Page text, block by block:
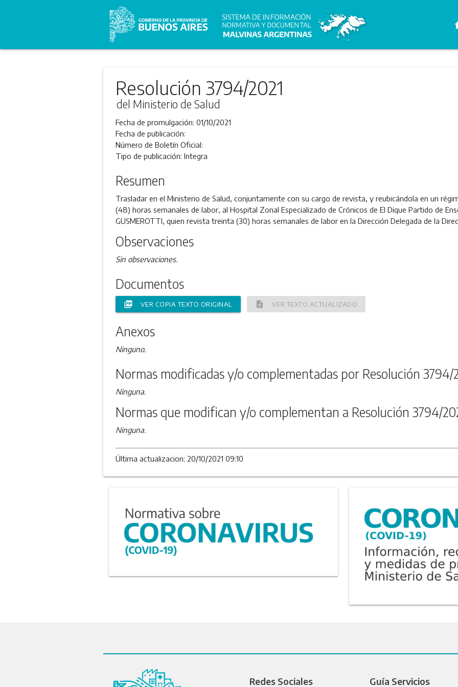
Resolución 3794/2021
del Ministerio de Salud
Fecha de promulgación: 01/10/2021
Fecha de publicación:
Número de Boletín Oficial:
Tipo de publicación: Integra
Resumen
Trasladar en el Ministerio de Salud, conjuntamente con su cargo de revista, y reubicándola en un
(48) horas semanales de labor, al Hospital Zonal Especializado de Crónicos de El Dique Partido de
GUSMEROTTI, quien revista treinta (30) horas semanales de labor en la Dirección Delegada de la
Observaciones
Sin observaciones.
Documentos
picture_as_pdf VER COPIA TEXTO ORIGINAL description VER TEXTO ACTUALIZADO
Anexos
Ninguno.
Normas modificadas y/o complementadas por Resolución 3794/
Ninguna.
Normas que modifican y/o complementan a Resolución 3794/
Ninguna.
Última actualizacion: 20/10/2021 09:10
Redes Sociales Guía Servicios